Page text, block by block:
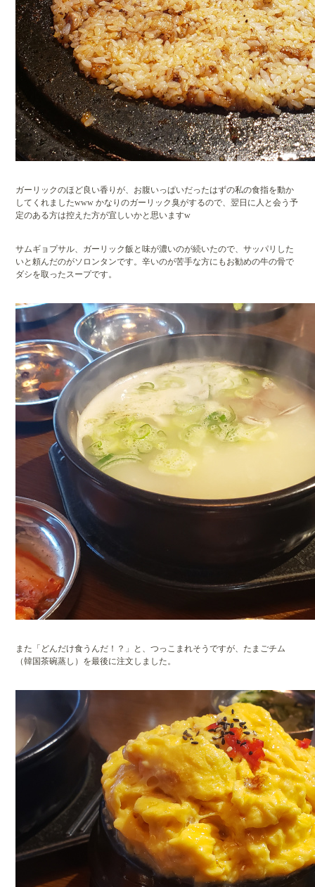
ガーリックのほど良い香りが、お腹いっぱいだったはずの私の食指を動か
してくれましたwww かなりのガーリック臭がするので、翌日に人と会う予
定のある方は控えた方が宜しいかと思いますw
サムギョプサル、ガーリック飯と味が濃いのが続いたので、サッパリした
いと頼んだのがソロンタンです。辛いのが苦手な方にもお勧めの牛の骨で
ダシを取ったスープです。
また「どんだけ食うんだ！？」と、つっこまれそうですが、たまごチム
（韓国茶碗蒸し）を最後に注文しました。